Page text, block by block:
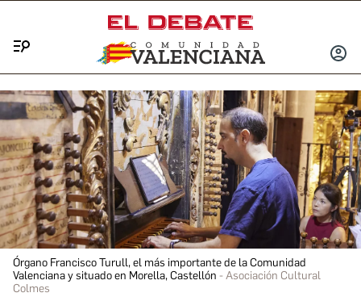
INICIAR
Órgano Francisco Turull, el más importante de la Comunidad
Valenciana y situado en Morella, Castellón
Asociación Cultural
Colmes